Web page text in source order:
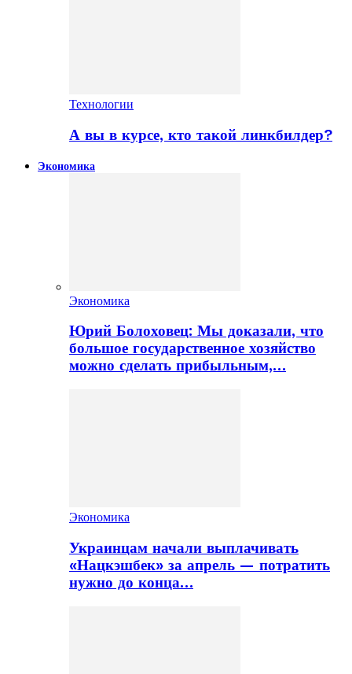
Технологии
А вы в курсе, кто такой линкбилдер?
Экономика
Экономика
Юрий Болоховец: Мы доказали, что
большое государственное хозяйство
можно сделать прибыльным,…
Экономика
Украинцам начали выплачивать
«Нацкэшбек» за апрель — потратить
нужно до конца…